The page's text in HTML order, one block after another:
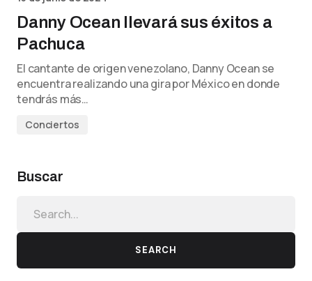
Danny Ocean llevará sus éxitos a
Pachuca
El cantante de origen venezolano, Danny Ocean se
encuentra realizando una gira por México en donde
tendrás más…
Conciertos
Buscar
SEARCH